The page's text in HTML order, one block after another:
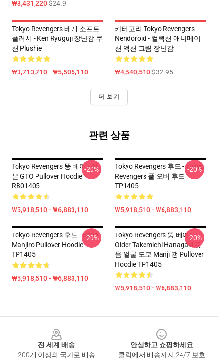
₩3,431,220$24.9
Tokyo Revengers 베개 소프트
플러시 - Ken Ryuguji 장난감 쿠
션 Plushie
₩3,713,710 - ₩5,505,110
카테고리 Tokyo Revengers
Nendoroid - 컬렉션 애니메이
션 액션 그림 장난감
₩4,540,510$32.95
더 보기
관련 상품
Tokyo Revengers 뚱 베어 - 젊
은 GTO Pullover Hoodie
RB01405
₩5,918,510 - ₩6,883,110
-20%
Tokyo Revengers 후드 - Tokyo
Revengers 풀 오버 후드
TP1405
₩5,918,510 - ₩6,883,110
-20%
Tokyo Revengers 후드 - Sano
Manjiro Pullover Hoodie
TP1405
₩5,918,510 - ₩6,883,110
-20%
Tokyo Revengers 뚱 베어 -
Older Takemichi Hanagaki 웃
음 얼굴 도쿄 Manji 갱 Pullover
Hoodie TP1405
₩5,918,510 - ₩6,883,110
-20%
전 세계 배송
200개 이상의 국가로 배송
안심하고 쇼핑하세요
클릭에서 배송까지 24/7 보호